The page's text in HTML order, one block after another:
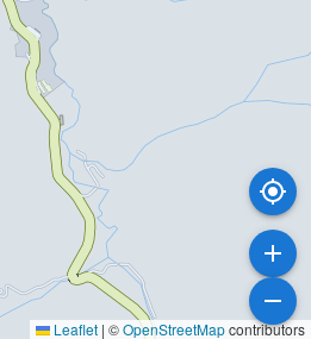
Leaflet | ©OpenStreetMapcontributors